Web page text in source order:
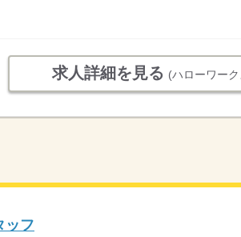
求人詳細を見る (ハローワー
ッフ